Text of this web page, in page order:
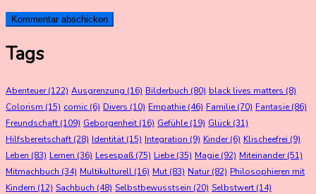
Tags
Abenteuer(122) Ausgrenzung (16) Bilderbuch (80) black lives matters (8)
Colorism (15) comic (6) Divers (10) Empathie(46) Familie(70) Fantasie(86)
Freundschaft (109) Geborgenheit (16) Gefühle(19) Glück (31)
Hilfsbereitschaft (28) Identität (15) Integration (9) Kinder(6) Klischeefrei (9)
Leben (83) Lernen (36) Lesespaß (75) Liebe(35) Magie(92) Miteinander(51)
Mitmachbuch (34) Multikulturell (16) Mut (83) Natur(82) Philosophieren mit
Kindern (12) Sachbuch (48) Selbstbewusstsein (20) Selbstwert (14)